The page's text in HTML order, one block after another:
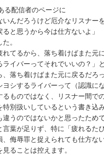
る配信者のページに
いんだろうけど厄介なリスナー
ると思うから今は仕方ないよ」
。
れてるから、落ち着けばまた元
イバーってそれでいいの？」
落ち着けばまた元に戻るだろ
ヨシするライバーって（認識に
ものではなく、リスナー間で
特別扱いしているという書き込
うのではないかと思ったためで
言葉が足りず、特に「疲れるた
侮辱罪と捉えられても仕方な
ることは控えます。